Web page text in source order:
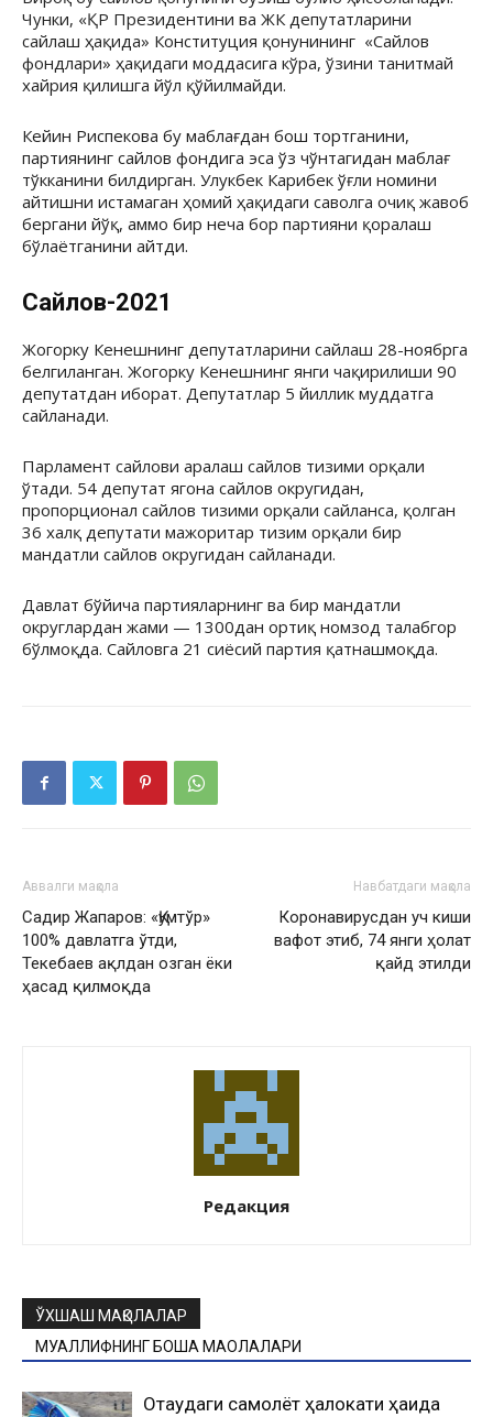
Чунки, «ҚР Президентини ва ЖК депутатларини
сайлаш ҳақида» Конституция қонунининг «Сайлов
фондлари» ҳақидаги моддасига кўра, ўзини танитмай
хайрия қилишга йўл қўйилмайди.
Кейин Риспекова бу маблағдан бош тортганини,
партиянинг сайлов фондига эса ўз чўнтагидан маблағ
тўкканини билдирган. Улукбек Карибек ўғли номини
айтишни истамаган ҳомий ҳақидаги саволга очиқ жавоб
бергани йўқ, аммо бир неча бор партияни қоралаш
бўлаётганини айтди.
Сайлов-2021
Жогорку Кенешнинг депутатларини сайлаш 28-ноябрга
белгиланган. Жогорку Кенешнинг янги чақирилиши 90
депутатдан иборат. Депутатлар 5 йиллик муддатга
сайланади.
Парламент сайлови аралаш сайлов тизими орқали
ўтади. 54 депутат ягона сайлов округидан,
пропорционал сайлов тизими орқали сайланса, қолган
36 халқ депутати мажоритар тизим орқали бир
мандатли сайлов округидан сайланади.
Давлат бўйича партияларнинг ва бир мандатли
округлардан жами — 1300дан ортиқ номзод талабгор
бўлмоқда. Сайловга 21 сиёсий партия қатнашмоқда.
Аввалги мақола
Садир Жапаров: «Қумтўр»
100% давлатга ўтди,
Текебаев ақлдан озган ёки
ҳасад қилмоқда
Навбатдаги мақола
Коронавирусдан уч киши
вафот этиб, 74 янги ҳолат
қайд этилди
Редакция
ЎХШАШ МАҚОЛАЛАР
МУАЛЛИФНИНГ БОШҚА МАҚОЛАЛАРИ
Оқтаудаги самолёт ҳалокати ҳақида